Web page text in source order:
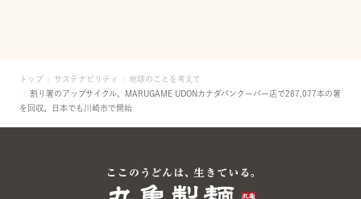
トップ サステナビリティ
地球のことを考えて
割り箸のアップサイクル、MARUGAME UDONカナダバンクーバー店で287,077本の箸
を回収。日本でも川崎市で開始